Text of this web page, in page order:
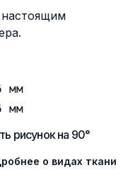
настоящим
мм
мм
рисунок на 90°
о видах ткани